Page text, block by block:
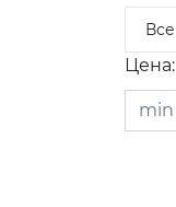
Все
Цена: